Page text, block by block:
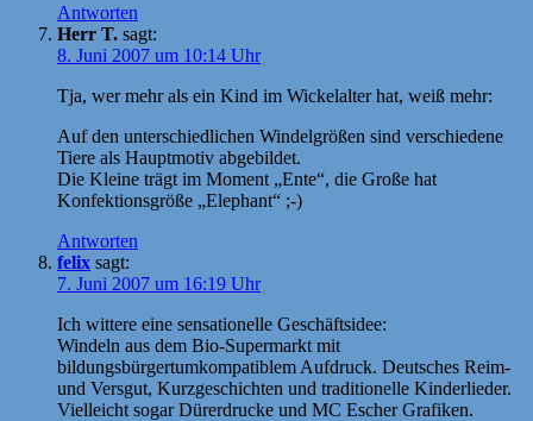
Antworten
Herr T. sagt:
8. Juni 2007 um 10:14 Uhr
Tja, wer mehr als ein Kind im Wickelalter hat, weiß mehr:
Auf den unterschiedlichen Windelgrößen sind verschiedene
Tiere als Hauptmotiv abgebildet.
Die Kleine trägt im Moment „Ente“, die Große hat
Konfektionsgröße „Elephant“ ;-)
Antworten
felix sagt:
7. Juni 2007 um 16:19 Uhr
Ich wittere eine sensationelle Geschäftsidee:
Windeln aus dem Bio-Supermarkt mit
bildungsbürgertumkompatiblem Aufdruck. Deutsches Reim-
und Versgut, Kurzgeschichten und traditionelle Kinderlieder.
Vielleicht sogar Dürerdrucke und MC Escher Grafiken.